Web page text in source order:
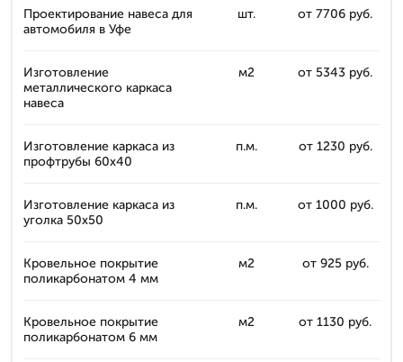
Проектирование навеса для
автомобиля в Уфе
шт. от 7706 руб.
Изготовление
металлического каркаса
навеса
м2 от 5343 руб.
Изготовление каркаса из
профтрубы 60x40
п.м. от 1230 руб.
Изготовление каркаса из
уголка 50x50
п.м. от 1000 руб.
Кровельное покрытие
поликарбонатом 4 мм
м2 от 925 руб.
Кровельное покрытие
поликарбонатом 6 мм
м2 от 1130 руб.